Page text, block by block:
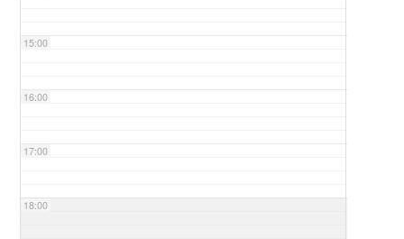
15:00
16:00
17:00
18:00